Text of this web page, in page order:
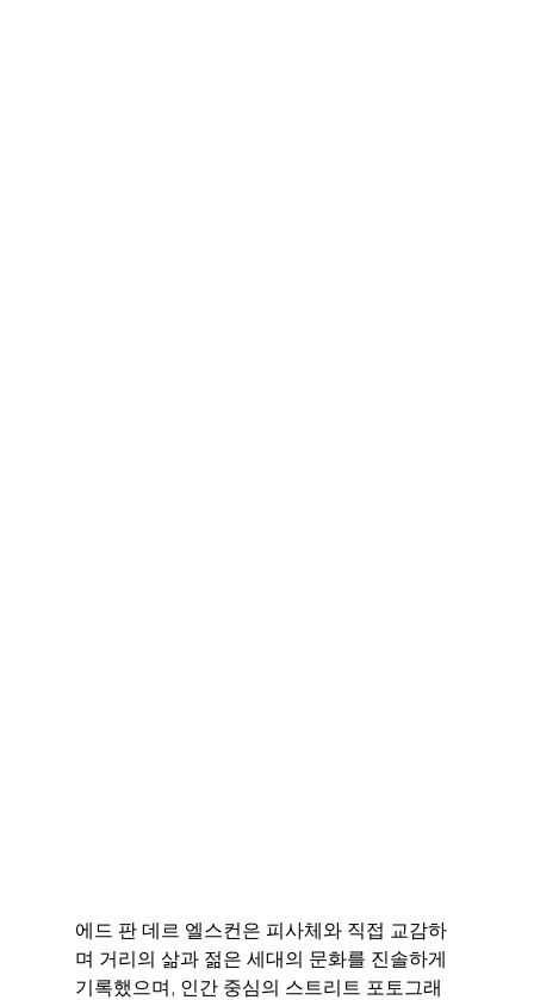
에드 판 데르 엘스컨은 피사체와 직접 교감하
며 거리의 삶과 젊은 세대의 문화를 진솔하게
기록했으며, 인간 중심의 스트리트 포토그래